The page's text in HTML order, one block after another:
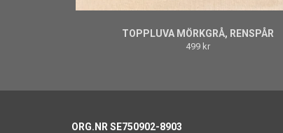
TOPPLUVA MÖRKGRÅ, RENSPÅR
499 kr
ORG.NR SE750902-8903